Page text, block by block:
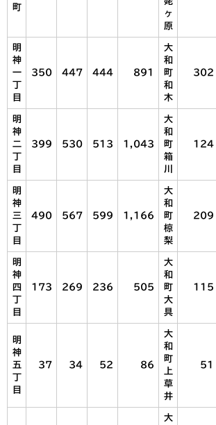
町
ヶ
原
明
神
一
目
350 447 444 891
大
和
町
和
木
302
明
神
二
目
399 530 513 1,043
大
和
町
箱
川
124
明
神
三
目
490 567 599 1,166
大
和
町
椋
梨
209
明
神
四
目
173 269 236 505
大
和
町
大
具
115
明
神
五
目
37 34 52 86
大
和
町
上
草
井
51
大